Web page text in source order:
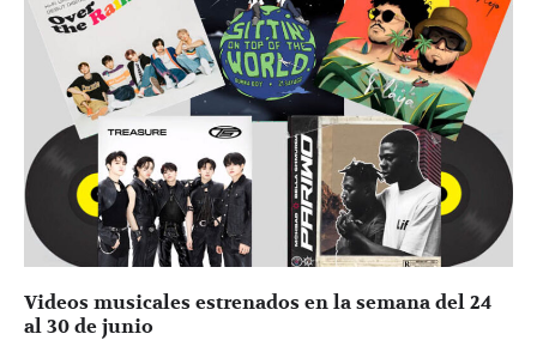
Videos musicales estrenados en la semana del 24
al 30 de junio